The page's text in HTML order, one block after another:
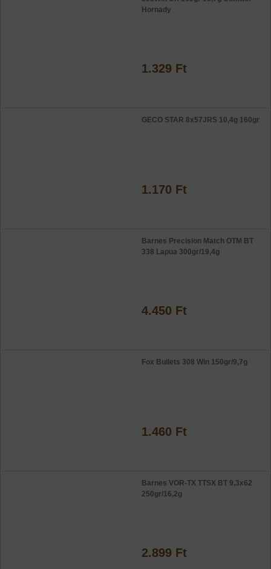
Hornady
1.329 Ft
GECO STAR 8x57JRS 10,4g 160gr
1.170 Ft
Barnes Precision Match OTM BT
338 Lapua 300gr/19,4g
4.450 Ft
Fox Bullets 308 Win 150gr/9,7g
1.460 Ft
Barnes VOR-TX TTSX BT 9,3x62
250gr/16,2g
2.899 Ft